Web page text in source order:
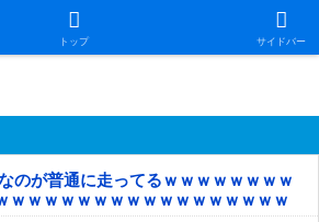
トップ サイドバー
ース録
のが普通に走ってるｗｗｗｗｗｗｗｗ
ｗｗｗｗｗｗｗｗｗｗｗｗｗｗｗｗｗ